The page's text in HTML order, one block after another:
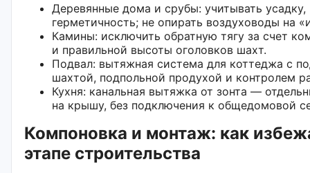
Деревянные дома и срубы: учитывать усадку,
герметичность; не опирать воздуховоды на
Камины: исключить обратную тягу за счет
и правильной высоты оголовков шахт.
Подвал: вытяжная система для коттеджа с
шахтой, подпольной продухой и контролем
Кухня: канальная вытяжка от зонта —
на крышу, без подключения к общедомовой
Компоновка и монтаж: как
этапе строительства